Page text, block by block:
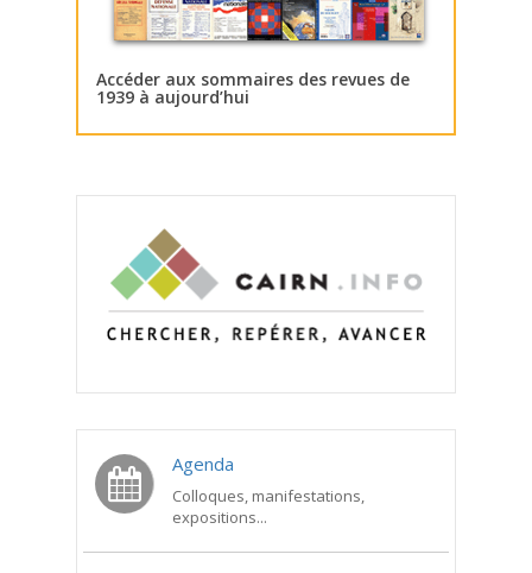
Accéder aux sommaires des revues de
1939 à aujourd’hui
Agenda
Colloques, manifestations,
expositions...